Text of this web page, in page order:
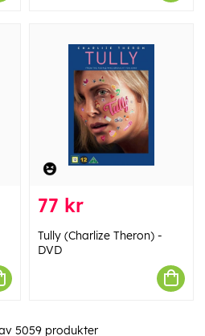
77 kr
Tully (Charlize Theron) -
DVD
5059produkter